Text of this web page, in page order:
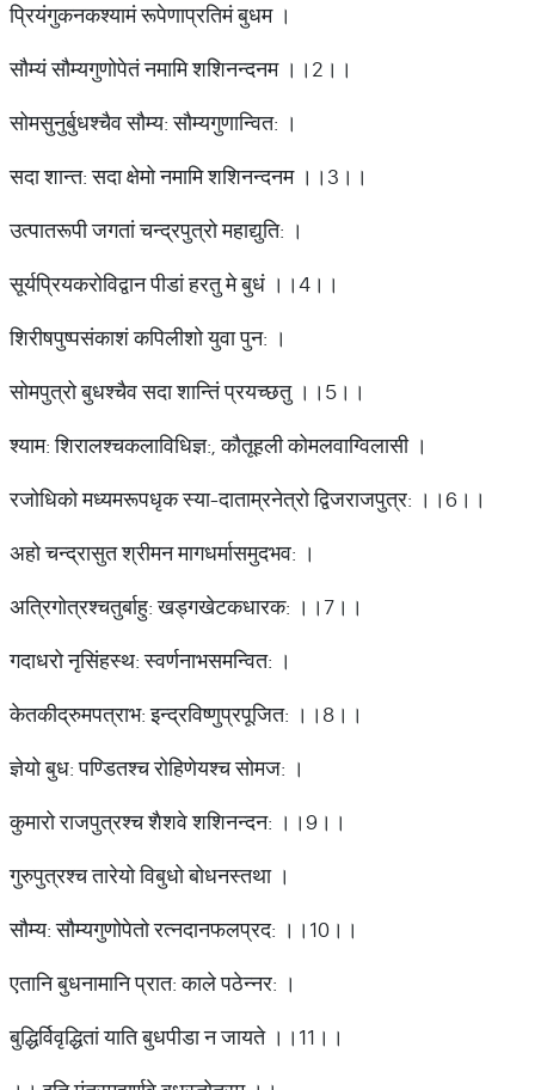
प्रियंगुकनकश्यामं रूपेणाप्रतिमं बुधम ।
सौम्यं सौम्यगुणोपेतं नमामि शशिनन्दनम ।।2।।
सोमसुनुर्बुधश्चैव सौम्य: सौम्यगुणान्वित: ।
सदा शान्त: सदा क्षेमो नमामि शशिनन्दनम ।।3।।
उत्पातरूपी जगतां चन्द्रपुत्रो महाद्युति: ।
सूर्यप्रियकरोविद्वान पीडां हरतु मे बुधं ।।4।।
शिरीषपुष्पसंकाशं कपिलीशो युवा पुन: ।
सोमपुत्रो बुधश्चैव सदा शान्तिं प्रयच्छतु ।।5।।
श्याम: शिरालश्चकलाविधिज्ञ:, कौतूहली कोमलवाग्विलासी ।
रजोधिको मध्यमरूपधृक स्या-दाताम्रनेत्रो द्विजराजपुत्र: ।।6।।
अहो चन्द्रासुत श्रीमन मागधर्मासमुदभव: ।
अत्रिगोत्रश्चतुर्बाहु: खड्गखेटकधारक: ।।7।।
गदाधरो नृसिंहस्थ: स्वर्णनाभसमन्वित: ।
केतकीद्रुमपत्राभ: इन्द्रविष्णुप्रपूजित: ।।8।।
ज्ञेयो बुध: पण्डितश्च रोहिणेयश्च सोमज: ।
कुमारो राजपुत्रश्च शैशवे शशिनन्दन: ।।9।।
गुरुपुत्रश्च तारेयो विबुधो बोधनस्तथा ।
सौम्य: सौम्यगुणोपेतो रत्नदानफलप्रद: ।।10।।
एतानि बुधनामानि प्रात: काले पठेन्नर: ।
बुद्धिर्विवृद्धितां याति बुधपीडा न जायते ।।11।।